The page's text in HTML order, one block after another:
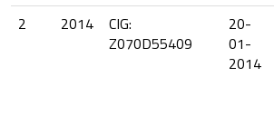
2
2014
CIG:
Z070D55409
20-
01-
2014